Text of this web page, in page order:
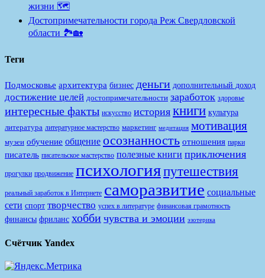
жизни 🗺️
Достопримечательности города Реж Свердловской
области 🏞️🏡
Теги
Подмосковье архитектура бизнес деньги дополнительный доход
достижение целей достопримечательности заработок здоровье
интересные факты искусство история книги культура
литература литературное мастерство маркетинг медитация мотивация
музеи обучение общение осознанность отношения парки
писатель писательское мастерство полезные книги приключения
прогулки продвижение психологияпутешествия
реальный заработок в Интернете саморазвитие социальные
сети спорт творчество успех в литературе финансовая грамотность
финансы фриланс хобби чувства и эмоции эзотерика
Счётчик Yandex